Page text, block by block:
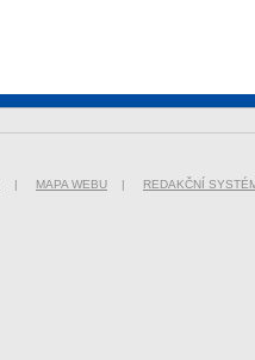
| MAPA WEBU | REDAKČNÍ